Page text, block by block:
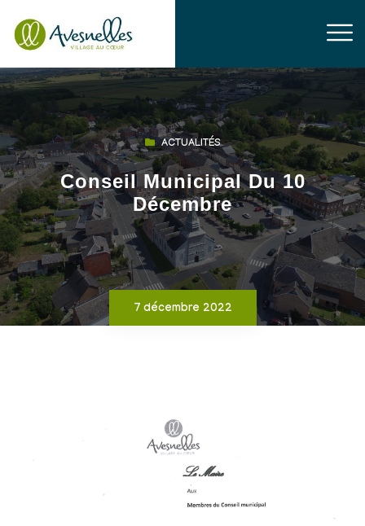
ACTUALITÉS
Conseil Municipal Du 10
Décembre
7 décembre 2022